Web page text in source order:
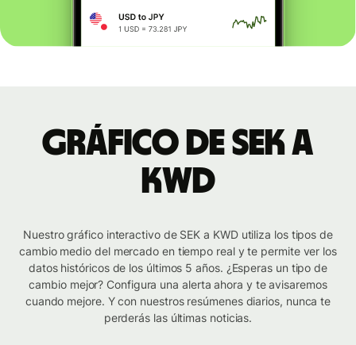
Gráfico de SEK a
KWD
Nuestro gráfico interactivo de SEK a KWD utiliza los tipos de
cambio medio del mercado en tiempo real y te permite ver los
datos históricos de los últimos 5 años. ¿Esperas un tipo de
cambio mejor? Configura una alerta ahora y te avisaremos
cuando mejore. Y con nuestros resúmenes diarios, nunca te
perderás las últimas noticias.